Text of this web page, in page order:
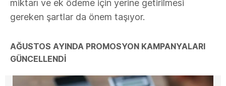
miktarı ve ek ödeme için yerine getirilmesi
gereken şartlar da önem taşıyor.
AĞUSTOS AYINDA PROMOSYON KAMPANYALARI
GÜNCELLENDİ